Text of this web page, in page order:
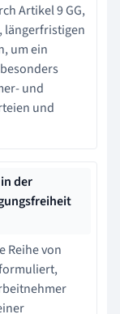
Artikel 9 GG,
längerfristigen
um ein
und
und
der
Reihe von